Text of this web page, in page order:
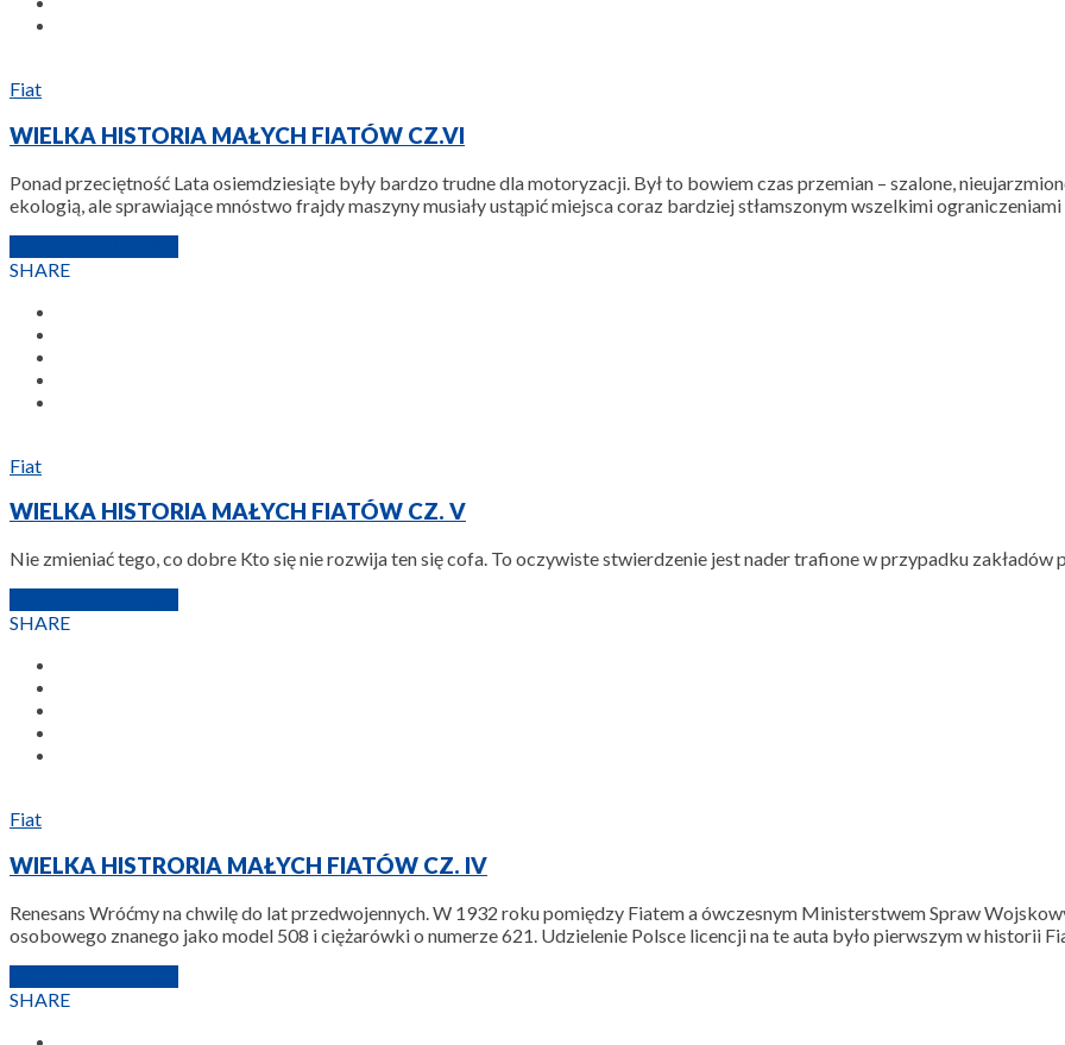
Fiat
WIELKA HISTORIA MAŁYCH FIATÓW CZ.VI
Ponad przeciętność Lata osiemdziesiąte były bardzo trudne dla motoryzacji. Był to bowiem czas przemian – szalone,
ekologią, ale sprawiające mnóstwo frajdy maszyny musiały ustąpić miejsca coraz bardziej stłamszonym wszelkimi
SHARE
Fiat
WIELKA HISTORIA MAŁYCH FIATÓW CZ. V
Nie zmieniać tego, co dobre Kto się nie rozwija ten się cofa. To oczywiste stwierdzenie jest nader trafione w przypadku zakładów
SHARE
Fiat
WIELKA HISTRORIA MAŁYCH FIATÓW CZ. IV
Renesans Wróćmy na chwilę do lat przedwojennych. W 1932 roku pomiędzy Fiatem a ówczesnym Ministerstwem Spraw
osobowego znanego jako model 508 i ciężarówki o numerze 621. Udzielenie Polsce licencji na te auta było pierwszym w historii
SHARE